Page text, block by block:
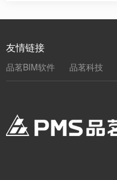
友情链接
品茗BIM软件 品茗科技